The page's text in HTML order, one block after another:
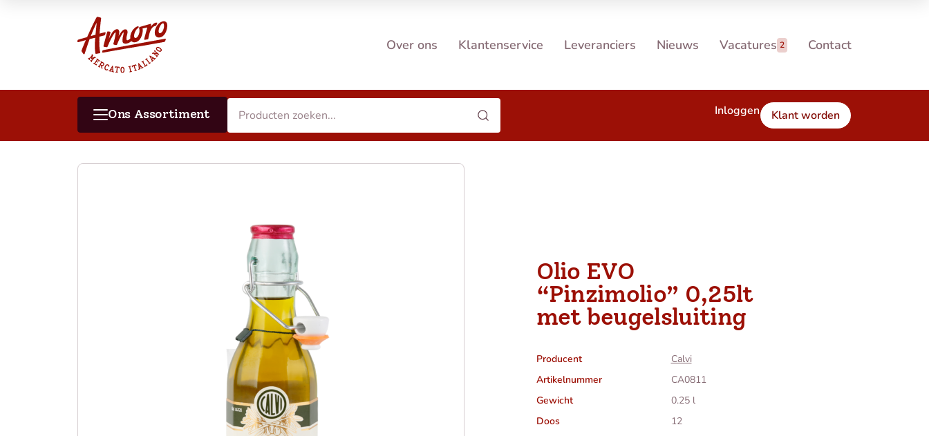
Over ons Klantenservice Leveranciers Nieuws Vacatures 2 Contact
Ons Assortiment Inloggen Klant worden
Olio EVO
“Pinzimolio” 0,25lt
met beugelsluiting
Producent
Calvi
Artikelnummer
CA0811
Gewicht
0.25 l
Doos
12